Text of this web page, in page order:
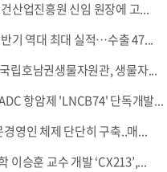
산업진흥원 신임 원장에 고...
기 역대 최대 실적…수출 47...
립호남권생물자원관, 생물자...
항암제 'LNCB74' 단독개발...
영인 체제 단단히 구축..매...
이승훈 교수 개발 ‘CX213’,...